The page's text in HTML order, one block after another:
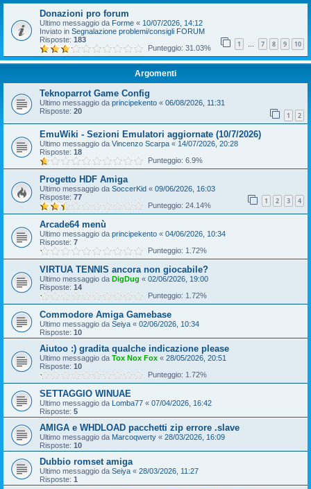
Donazioni pro forum
Ultimo messaggio da Forme « 10/07/2026, 14:12
Inviato in Segnalazione problemi/consigli FORUM
Risposte: 183 1 … 7 8 9 10
Punteggio: 31.03%
Argomenti
Teknoparrot Game Config
Ultimo messaggio da principekento « 06/08/2026, 11:31
Risposte: 20 1 2
EmuWiki - Sezioni Emulatori aggiornate (10/7/2026)
Ultimo messaggio da Vincenzo Scarpa « 14/07/2026, 20:28
Risposte: 18
Punteggio: 6.9%
Progetto HDF Amiga
Ultimo messaggio da SoccerKid « 09/06/2026, 16:03
Risposte: 77 1 2 3 4
Punteggio: 24.14%
Arcade64 menù
Ultimo messaggio da principekento « 04/06/2026, 10:34
Risposte: 7
Punteggio: 1.72%
VIRTUA TENNIS ancora non giocabile?
Ultimo messaggio da DigDug « 02/06/2026, 19:00
Risposte: 14
Punteggio: 1.72%
Commodore Amiga Gamebase
Ultimo messaggio da Seiya « 02/06/2026, 10:34
Risposte: 10
Aiutoo :) gradita qualche indicazione please
Ultimo messaggio da Tox Nox Fox « 28/05/2026, 20:51
Risposte: 10
Punteggio: 1.72%
SETTAGGIO WINUAE
Ultimo messaggio da Lomba77 « 07/04/2026, 16:42
Risposte: 5
AMIGA e WHDLOAD pacchetti zip errore .slave
Ultimo messaggio da Marcoqwerty « 28/03/2026, 16:09
Risposte: 10
Dubbio romset amiga
Ultimo messaggio da Seiya « 28/03/2026, 11:27
Risposte: 1